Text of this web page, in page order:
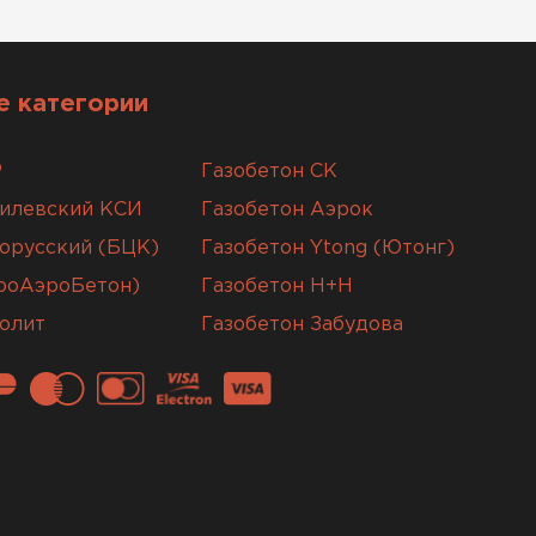
категории
Газобетон СК
КСИ Газобетон Аэрок
(БЦК) Газобетон Ytong (Ютонг)
Газобетон H+H
Газобетон Забудова